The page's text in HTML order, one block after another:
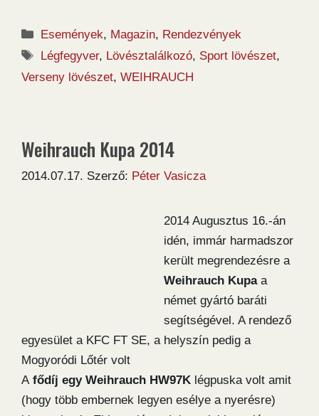
Kategória
Események, Magazin, Rendezvények
Címkék
Légfegyver, Lövésztalálkozó, Sport lövészet,
Verseny lövészet, WEIHRAUCH
Weihrauch Kupa 2014
2014.07.17. Szerző: Péter Vasicza
2014 Augusztus 16.-án
idén, immár harmadszor
került megrendezésre a
Weihrauch Kupaa
német gyártó baráti
segítségével. A rendező
egyesület a KFC FT SE, a helyszín pedig a
Mogyoródi Lőtér volt
Afődíj egy Weihrauch HW97K légpuska volt amit
(hogy több embernek legyen esélye a nyerésre)